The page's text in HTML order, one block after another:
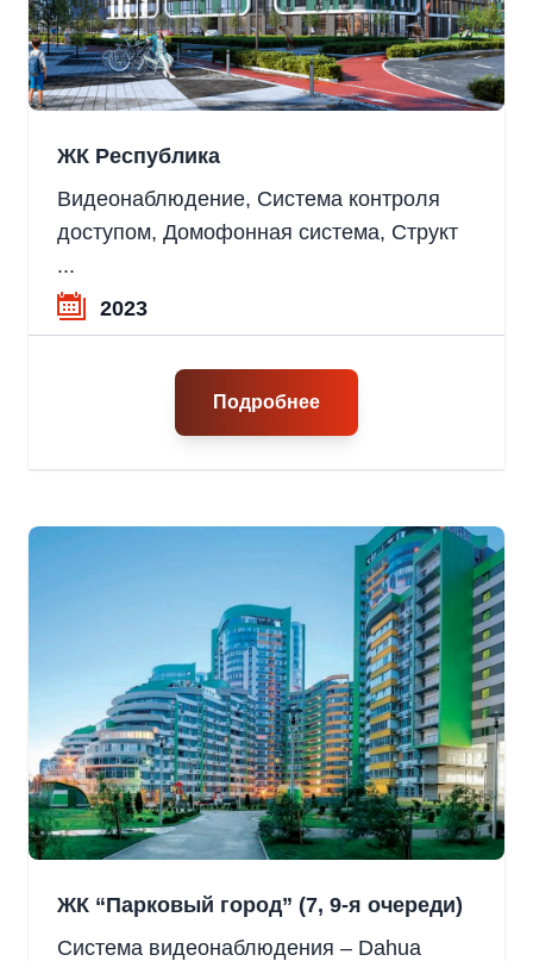
ЖК Республика
Видеонаблюдение, Система контроля
доступом, Домофонная система, Структ
...
2023
Подробнее
ЖК “Парковый город” (7, 9-я очереди)
Система видеонаблюдения – Dahua